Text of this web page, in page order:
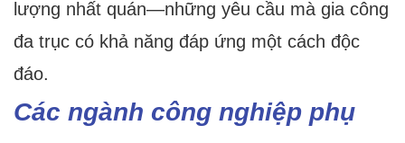
lượng nhất quán—những yêu cầu mà gia công
đa trục có khả năng đáp ứng một cách độc
đáo.
Các ngành công nghiệp phụ